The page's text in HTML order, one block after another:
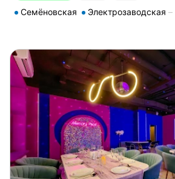
Семёновская Электрозаводская